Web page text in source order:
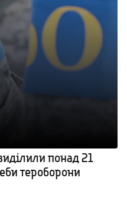
понад 21
тероборони